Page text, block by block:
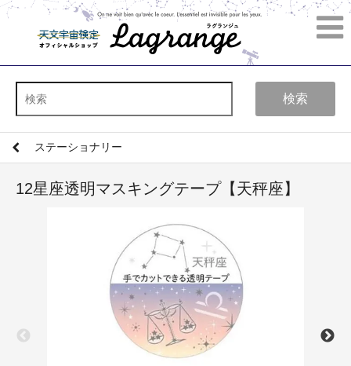
検索
ステーショナリー
12星座透明マスキングテープ【天秤座】